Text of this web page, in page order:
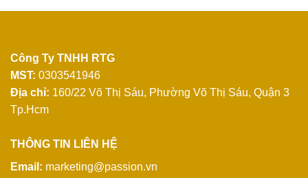
Công Ty TNHH RTG
MST: 0303541946
Địa chỉ: 160/22 Võ Thị Sáu, Phường Võ Thị Sáu, Quận 3
Tp.Hcm
THÔNG TIN LIÊN HỆ
Email: marketing@passion.vn